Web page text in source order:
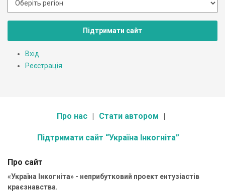
Підтримати сайт
Вхід
Реєстрація
Про нас Стати автором
Підтримати сайт “Україна Інкогніта”
Про сайт
«Україна Інкогніта» - неприбутковий проект ентузіастів
краєзнавства.